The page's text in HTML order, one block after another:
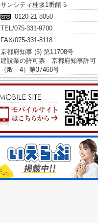
サンシティ桂坂1番館 5
0120-21-8050
TEL/075-331-9700
FAX/075-331-8118
京都府知事 (5) 第11708号
建設業の許可票 京都府知事許可
（般－4）第37468号